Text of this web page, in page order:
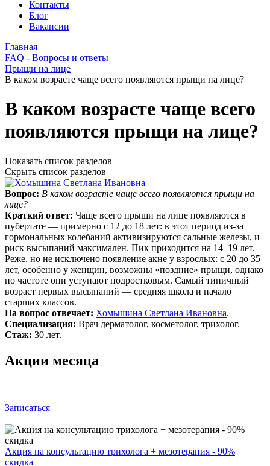
Контакты
Блог
Вакансии
Главная
FAQ - Вопросы и ответы
Прыщи на лице
В каком возрасте чаще всего появляются прыщи на лице?
В каком возрасте чаще всего
появляются прыщи на лице?
Показать список разделов
Скрыть список разделов
Вопрос: В каком возрасте чаще всего появляются прыщи на
лице?
Краткий ответ: Чаще всего прыщи на лице появляются в
пубертате — примерно с 12 до 18 лет: в этот период из‑за
гормональных колебаний активизируются сальные железы, и
риск высыпаний максимален. Пик приходится на 14–19 лет.
Реже, но не исключено появление акне у взрослых: с 20 до 35
лет, особенно у женщин, возможны «поздние» прыщи, однако
по частоте они уступают подростковым. Самый типичный
возраст первых высыпаний — средняя школа и начало
старших классов.
На вопрос отвечает: Хомышина Светлана Ивановна.
Специализация: Врач дерматолог, косметолог, трихолог.
Стаж: 30 лет.
Акции месяца
Записаться
Акция на консультацию трихолога + мезотерапия - 90%
скидка